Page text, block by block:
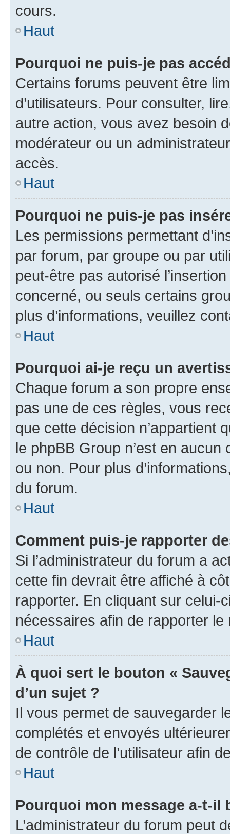
cours.
Haut
Pourquoi ne puis-je pas
Certains forums peuvent être
d’utilisateurs. Pour consulter,
autre action, vous avez besoin
modérateur ou un
accès.
Haut
Pourquoi ne puis-je pas
Les permissions permettant
par forum, par groupe ou par
peut-être pas autorisé
concerné, ou seuls certains
plus d’informations, veuillez
Haut
Pourquoi ai-je reçu un
Chaque forum a son propre
pas une de ces règles, vous
que cette décision n’appartient
le phpBB Group n’est en
ou non. Pour plus
du forum.
Haut
Comment puis-je rapporter
Si l’administrateur du forum a
cette fin devrait être affiché à
rapporter. En cliquant sur
nécessaires afin de rapporter le
Haut
À quoi sert le bouton «
d’un sujet ?
Il vous permet de sauvegarder
complétés et envoyés
de contrôle de l’utilisateur afin
Haut
Pourquoi mon message a-t-il
L’administrateur du forum peut